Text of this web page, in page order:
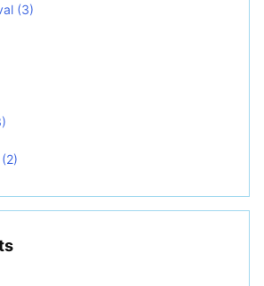
(3)
(2)